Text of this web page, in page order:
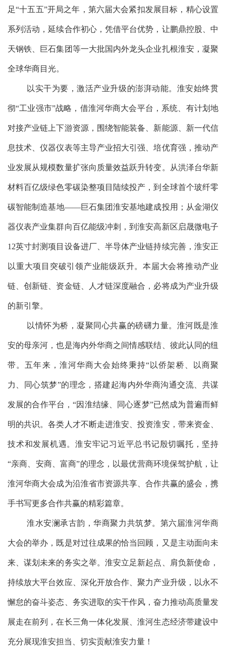
足“十五五”开局之年，第六届大会紧扣发展目标，精心设置
系列活动，延续合作初心，凭借平台优势，让鹏鼎控股、中
天钢铁、巨石集团等一大批国内外龙头企业扎根淮安，凝聚
全球华商目光。
以实干为要，激活产业升级的澎湃动能。淮安始终贯
彻“工业强市”战略，借淮河华商大会平台，系统、有计划地
对接产业链上下游资源，围绕智能装备、新能源、新一代信
息技术、仪器仪表等主导产业招大引强、培优育强，推动产
业发展从规模数量扩张向质量效益跃升转变。从洪泽台华新
材料百亿级绿色零碳染整项目陆续投产，到全球首个玻纤零
碳智能制造基地——巨石集团淮安基地建成投用；从金湖仪
器仪表产业集群向百亿能级冲刺，到淮安高新区启晟微电子
12英寸封测项目设备进厂、半导体产业链持续完善，淮安正
以重大项目突破引领产业能级跃升。本届大会将推动产业
链、创新链、资金链、人才链深度融合，必将成为产业升级
的新引擎。
以情怀为桥，凝聚同心共赢的磅礴力量。淮河既是淮
安的母亲河，也是海内外华商之间情感联结、彼此认同的纽
带。五年来，淮河华商大会始终秉持“以侨架桥、以商聚
力、同心筑梦”的理念，搭建起海内外华商沟通交流、共谋
发展的合作平台，“因淮结缘、同心逐梦”已然成为普遍而鲜
明的共识。各类人才不断走进淮安、投资淮安，带来资金、
技术和发展机遇。淮安牢记习近平总书记殷切嘱托，坚持
“亲商、安商、富商”的理念，以最优营商环境保驾护航，让
淮河华商大会成为沿淮省市资源共享、合作共赢的盛会，携
手书写更多合作共赢的精彩篇章。
淮水安澜承古韵，华商聚力共筑梦。第六届淮河华商
大会的举办，既是对过往成果的恰当回顾，又是主动面向未
来、谋划未来的务实之举。淮安立足新起点、肩负新使命，
持续放大平台效应、深化开放合作、聚力产业升级，以永不
懈怠的奋斗姿态、务实进取的实干作风，奋力推动高质量发
展走在前列，在长三角一体化发展、淮河生态经济带建设中
充分展现淮安担当、切实贡献淮安力量！